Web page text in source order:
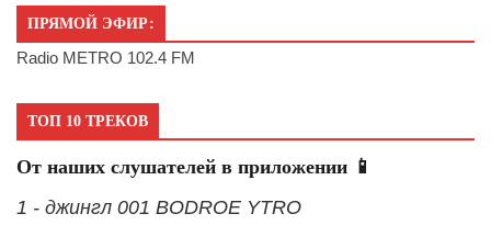
ПРЯМОЙ ЭФИР:
Radio METRO 102.4 FM
ТОП 10 ТРЕКОВ
От наших слушателей в приложении 📱
1 - джингл 001 BODROE YTRO